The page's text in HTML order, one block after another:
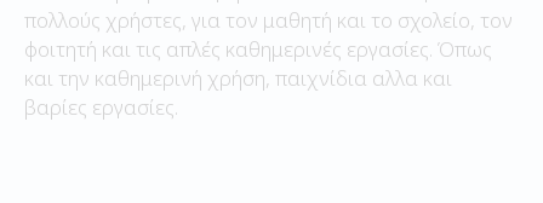
πολλούς χρήστες, για τον μαθητή και το σχολείο, τον
φοιτητή και τις απλές καθημερινές εργασίες. Όπως
και την καθημερινή χρήση, παιχνίδια αλλα και
βαρίες εργασίες.